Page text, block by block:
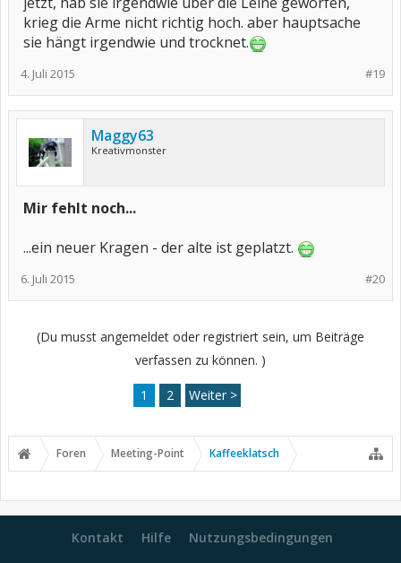
krieg die Arme nicht richtig hoch. aber hauptsache
sie hängt irgendwie und trocknet.
#19
4. Juli 2015
Maggy63
Kreativmonster
Mir fehlt noch...
...ein neuer Kragen - der alte ist geplatzt.
#20
6. Juli 2015
(Du musst angemeldet oder registriert sein, um Beiträge
verfassen zu können. )
1 2 Weiter >
Foren Meeting-Point Kaffeeklatsch
Kontakt Hilfe Nutzungsbedingungen